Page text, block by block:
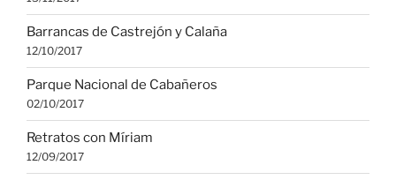
Barrancas de Castrejón y Calaña
12/10/2017
Parque Nacional de Cabañeros
02/10/2017
Retratos con Míriam
12/09/2017